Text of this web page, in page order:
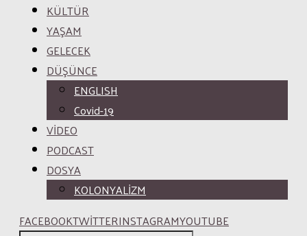
KÜLTÜR
YAŞAM
GELECEK
DÜŞÜNCE
ENGLISH
Covid-19
VİDEO
PODCAST
DOSYA
KOLONYALİZM
FACEBOOKTWITTERINSTAGRAMYOUTUBE